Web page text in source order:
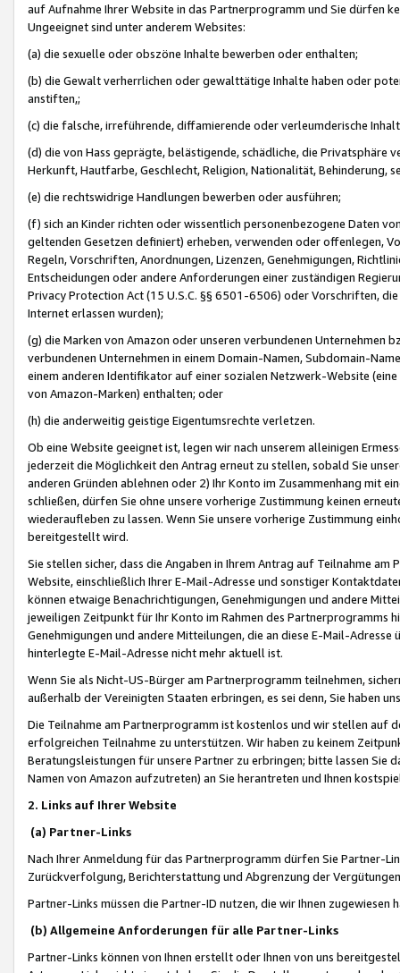
auf Aufnahme Ihrer Website in das Partnerprogramm und Sie dürfen
Ungeeignet sind unter anderem Websites:
(a) die sexuelle oder obszöne Inhalte bewerben oder enthalten;
(b) die Gewalt verherrlichen oder gewalttätige Inhalte haben oder
anstiften,;
(c) die falsche, irreführende, diffamierende oder verleumderische
(d) die von Hass geprägte, belästigende, schädliche, die Privatsphäre
Herkunft, Hautfarbe, Geschlecht, Religion, Nationalität, Behinderung,
(e) die rechtswidrige Handlungen bewerben oder ausführen;
(f) sich an Kinder richten oder wissentlich personenbezogene Daten
geltenden Gesetzen definiert) erheben, verwenden oder offenlegen,
Regeln, Vorschriften, Anordnungen, Lizenzen, Genehmigungen,
Entscheidungen oder andere Anforderungen einer zuständigen
Privacy Protection Act (15 U.S.C. §§ 6501-6506) oder Vorschriften,
Internet erlassen wurden);
(g) die Marken von Amazon oder unseren verbundenen Unternehmen
verbundenen Unternehmen in einem Domain-Namen, Subdomain-
einem anderen Identifikator auf einer sozialen Netzwerk-Website
von Amazon-Marken) enthalten; oder
(h) die anderweitig geistige Eigentumsrechte verletzen.
Ob eine Website geeignet ist, legen wir nach unserem alleinigen
jederzeit die Möglichkeit den Antrag erneut zu stellen, sobald Sie
anderen Gründen ablehnen oder 2) Ihr Konto im Zusammenhang mit
schließen, dürfen Sie ohne unsere vorherige Zustimmung keinen
wiederaufleben zu lassen. Wenn Sie unsere vorherige Zustimmung
bereitgestellt wird.
Sie stellen sicher, dass die Angaben in Ihrem Antrag auf Teilnahme
Website, einschließlich Ihrer E-Mail-Adresse und sonstiger
können etwaige Benachrichtigungen, Genehmigungen und andere
jeweiligen Zeitpunkt für Ihr Konto im Rahmen des Partnerprogramms
Genehmigungen und andere Mitteilungen, die an diese E-Mail-
hinterlegte E-Mail-Adresse nicht mehr aktuell ist.
Wenn Sie als Nicht-US-Bürger am Partnerprogramm teilnehmen,
außerhalb der Vereinigten Staaten erbringen, es sei denn, Sie haben
Die Teilnahme am Partnerprogramm ist kostenlos und wir stellen auf
erfolgreichen Teilnahme zu unterstützen. Wir haben zu keinem
Beratungsleistungen für unsere Partner zu erbringen; bitte lassen Sie
Namen von Amazon aufzutreten) an Sie herantreten und Ihnen
2. Links auf Ihrer Website
(a) Partner-Links
Nach Ihrer Anmeldung für das Partnerprogramm dürfen Sie Partner-
Zurückverfolgung, Berichterstattung und Abgrenzung der
Partner-Links müssen die Partner-ID nutzen, die wir Ihnen zugewiesen
(b) Allgemeine Anforderungen für alle Partner-Links
Partner-Links können von Ihnen erstellt oder Ihnen von uns